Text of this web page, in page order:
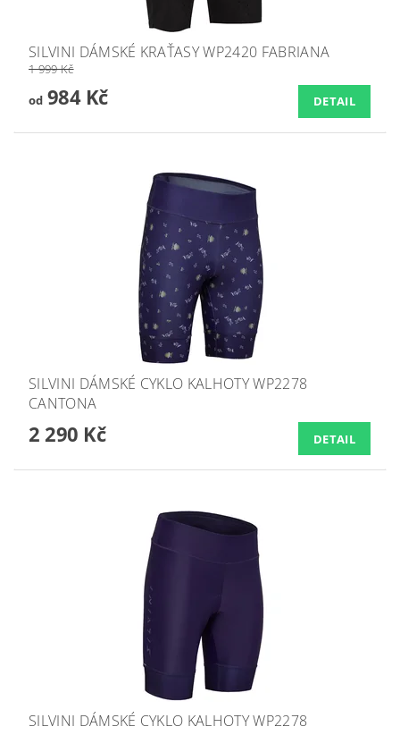
SILVINI DÁMSKÉ KRAŤASY WP2420 FABRIANA
1 999 Kč
od984 Kč DETAIL
SILVINI DÁMSKÉ CYKLO KALHOTY WP2278
CANTONA
2 290 Kč DETAIL
SILVINI DÁMSKÉ CYKLO KALHOTY WP2278